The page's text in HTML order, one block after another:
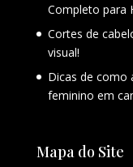
Completo para
Cortes de
visual!
Dicas de como
feminino em
Mapa do Site